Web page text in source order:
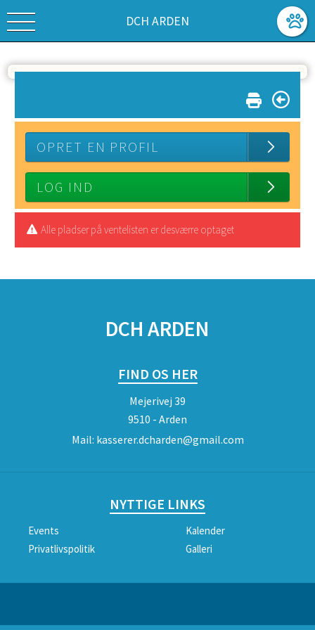
DCH ARDEN
OPRET EN PROFIL
LOG IND
Alle pladser på ventelisten er desværre optaget
DCH ARDEN
FIND OS HER
Mejerivej 39
9510 - Arden
Mail: kasserer.dcharden@gmail.com
NYTTIGE LINKS
Events
Kalender
Privatlivspolitik
Galleri